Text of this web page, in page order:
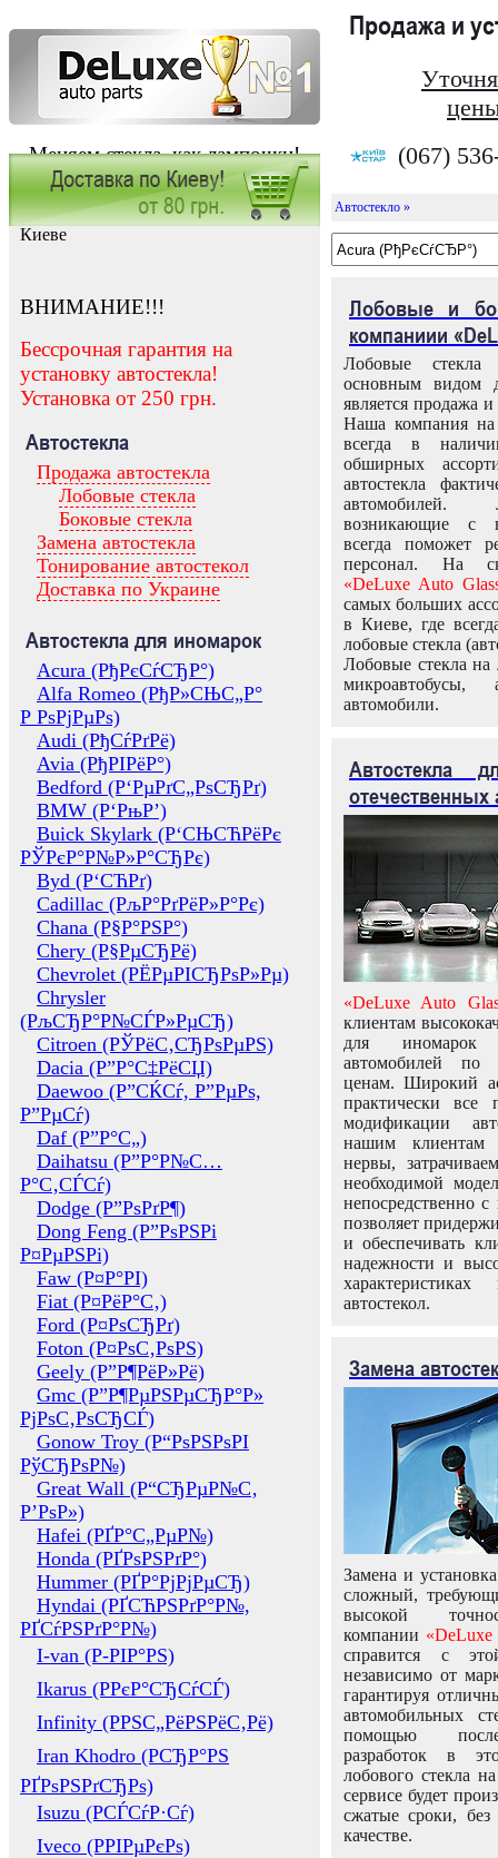
Меняем стекла, как лампочки!
Продажа и
(067)
Заказать установку автостекла в
Киеве
ВНИМАНИЕ!!!
Бессрочная гарантия на
установку автостекла!
Установка от 250 грн.
Автостекла
Продажа автостекла
Лобовые стекла
Боковые стекла
Замена автостекла
Тонирование автостекол
Доставка по Украине
Автостекла для иномарок
Acura (РђРєСѓСЂР°)
Alfa Romeo (РђР»СЊС„Р°
Р РѕРјРµРѕ)
Audi (РђСѓРґРё)
Avia (РђРІРёР°)
Bedford (Р‘РµРґС„РѕСЂРґ)
BMW (Р‘РњР’)
Buick Skylark (Р‘СЊСЋРёРє
РЎРєР°Р№Р»Р°СЂРє)
Byd (Р‘СЋРґ)
Cadillac (РљР°РґРёР»Р°Рє)
Chana (Р§Р°РЅР°)
Chery (Р§РµСЂРё)
Chevrolet (РЁРµРІСЂРѕР»Рµ)
Chrysler
(РљСЂР°Р№СЃР»РµСЂ)
Citroen (РЎРёС‚СЂРѕРµРЅ)
Dacia (Р”Р°С‡РёСЏ)
Daewoo (Р”СЌСѓ, Р”РµРѕ,
Р”РµСѓ)
Daf (Р”Р°С„)
Daihatsu (Р”Р°Р№С…
Р°С‚СЃСѓ)
Dodge (Р”РѕРґР¶)
Dong Feng (Р”РѕРЅРі
Р¤РµРЅРі)
Faw (Р¤Р°РІ)
Fiat (Р¤РёР°С‚)
Ford (Р¤РѕСЂРґ)
Foton (Р¤РѕС‚РѕРЅ)
Geely (Р”Р¶РёР»Рё)
Gmc (Р”Р¶РµРЅРµСЂР°Р»
РјРѕС‚РѕСЂСЃ)
Gonow Troy (Р“РѕРЅРѕРІ
РўСЂРѕР№)
Great Wall (Р“СЂРµР№С‚
Р’РѕР»)
Hafei (РҐР°С„РµР№)
Honda (РҐРѕРЅРґР°)
Hummer (РҐР°РјРјРµСЂ)
Hyndai (РҐСЋРЅРґР°Р№,
РҐСѓРЅРґР°Р№)
I-van (Р-РІР°РЅ)
Ikarus (РРєР°СЂСѓСЃ)
Infinity (РРЅС„РёРЅРёС‚Рё)
Iran Khodro (РСЂР°РЅ
РҐРѕРЅРґСЂРѕ)
Isuzu (РСЃСѓР·Сѓ)
Iveco (РРІРµРєРѕ)
Автостекло »
Лобовые и
компаниии
Лобовые
основным видом
является продажа и
Наша компания на
всегда в
обширных
автостекла
возникающие с
всегда поможет
персонал. На
«DeLuxe Auto
самых больших
в Киеве, где
лобовые стекла
Лобовые стекла на
микроавтобусы,
автомобили.
Автостекла
отечественных
«DeLuxe Auto
клиентам
для иномарок
автомобилей
ценам. Широкий
практически все
модификации
нашим клиентам
нервы,
необходимой
непосредственно
позволяет
и обеспечивать
надежности и
автостекол.
Замена
Замена и
сложный,
высокой
компании «DeLuxe
справится с
независимо от
гарантируя
автомобильных
помощью
разработок в
лобового стекла
сервисе будет
сжатые сроки,
качестве.